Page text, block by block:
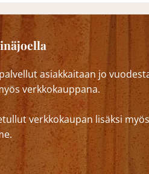
asiakkaitaan jo
verkkokauppana.
verkkokaupan lisäksi myös